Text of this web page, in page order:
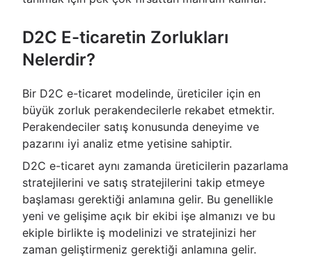
D2C E-ticaretin Zorlukları
Nelerdir?
Bir D2C e-ticaret modelinde, üreticiler için en
büyük zorluk perakendecilerle rekabet etmektir.
Perakendeciler satış konusunda deneyime ve
pazarını iyi analiz etme yetisine sahiptir.
D2C e-ticaret aynı zamanda üreticilerin pazarlama
stratejilerini ve satış stratejilerini takip etmeye
başlaması gerektiği anlamına gelir. Bu genellikle
yeni ve gelişime açık bir ekibi işe almanızı ve bu
ekiple birlikte iş modelinizi ve stratejinizi her
zaman geliştirmeniz gerektiği anlamına gelir.